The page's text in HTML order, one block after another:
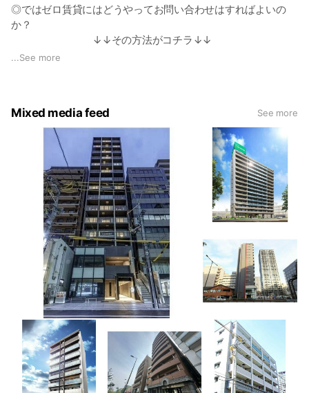
い！ お客様は少しでも理想のお部屋を見つけたい一心でサイ
トの隅から隅まで、一生懸命お探しになられます。 私自身も
業界に入る前、部屋探しをした時は、いろんな不動産屋さんの
店頭のポップを見に行ったり、掘り出し物件はないかといろん
たらそれでも契約がとれてしまうので、わりと当たり前に行わ
れて目先の利益に走っている業者が多いのも事実です。 一人
でもそのような思いをするお客様がいなくなるように。 ゼロ
賃貸はお客様の利益の為に最善を尽くさせて頂きます！
◎ではゼロ賃貸にはどうやってお問い合わせはすればよいの
か？
↓↓その方法がコチラ↓↓
②URL，またはスクリーンショットをLINEにて送付！
↓
③最新の空室情報をお調べし、来店＆内見
↓
④仲介手数料無料＋どこよりもお安くお引越し♪
以上になります♪
是非お問い合わせくださいませ＾＾♪
...See more
Mixed media feed See more